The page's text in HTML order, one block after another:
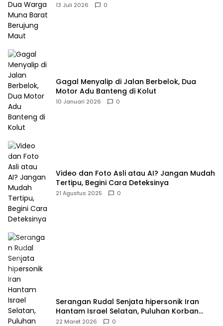
13 Juli 2026 0
Gagal Menyalip di Jalan Berbelok, Dua
Motor Adu Banteng di Kolut
10 Januari 2026 0
Video dan Foto Asli atau AI? Jangan Mudah
Tertipu, Begini Cara Deteksinya
21 Agustus 2025 0
Serangan Rudal Senjata hipersonik Iran
Hantam Israel Selatan, Puluhan Korban
Dilaporkan Meninggal dan Ratusan Terluka
22 Maret 2026 0